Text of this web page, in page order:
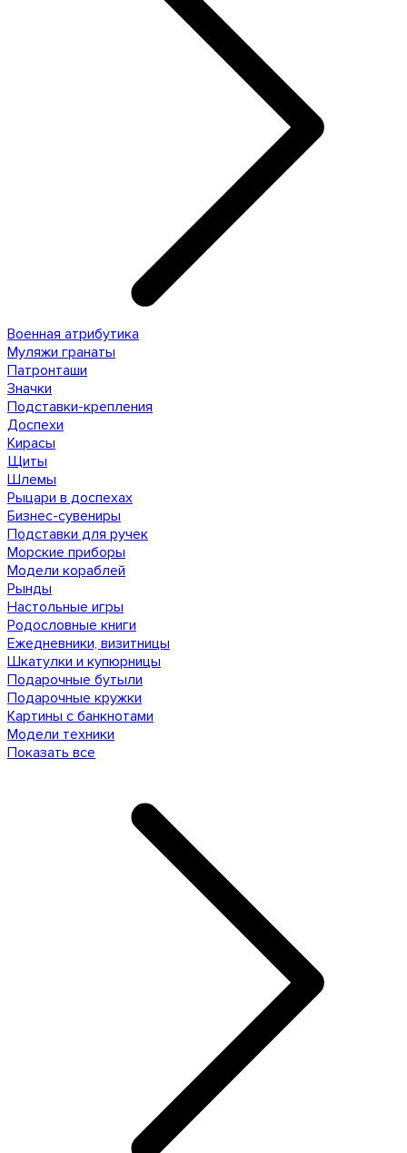
Военная атрибутика
Муляжи гранаты
Патронташи
Значки
Подставки-крепления
Доспехи
Кирасы
Щиты
Шлемы
Рыцари в доспехах
Бизнес-сувениры
Подставки для ручек
Морские приборы
Модели кораблей
Рынды
Настольные игры
Родословные книги
Ежедневники, визитницы
Шкатулки и купюрницы
Подарочные бутыли
Подарочные кружки
Картины с банкнотами
Модели техники
Показать все